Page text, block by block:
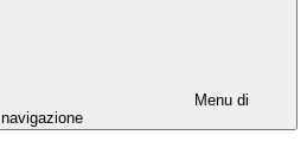
Menu di
navigazione